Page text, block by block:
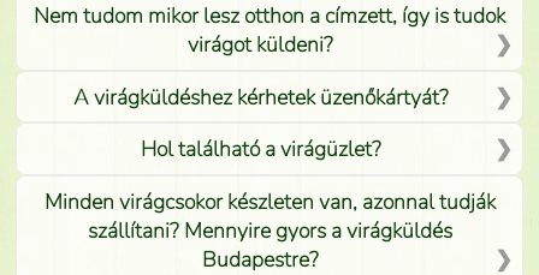
Nem tudom mikor lesz otthon a címzett, így is tudok
virágot küldeni?
A virágküldéshez kérhetek üzenőkártyát?
Hol található a virágüzlet?
Minden virágcsokor készleten van, azonnal tudják
szállítani? Mennyire gyors a virágküldés
Budapestre?